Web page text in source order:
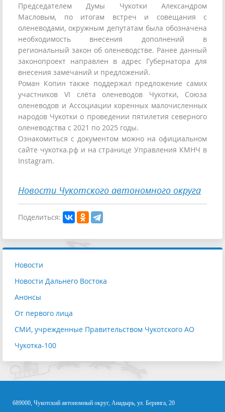
Председателем Думы Чукотки Александром
Масловым, по итогам встреч и совещания с
оленеводами, окружным депутатам была обозначена
необходимость внесения дополнений в
региональный закон об оленеводстве. Ранее данный
законопроект направлен в адрес Губернатора для
внесения замечаний и предложений.
Роман Копин также поддержал предложение самих
участников VI слёта оленеводов Чукотки, Союза
оленеводов и Ассоциации коренных малочисленных
народов Чукотки о проведении пятилетия северного
оленеводства с 2021 по 2025 годы.
Ознакомиться с документом можно на официальном
сайте чукотка.рф и на странице Управления КМНЧ в
Instagram.
Новости Чукотского автономного округа
Поделиться:
Новости
Новости Дальнего Востока
Анонсы
От первого лица
СМИ, учрежденные Правительством Чукотского АО
Чукотка-100
689000, Чукотский автономный округ, Анадырь, ул. Беринга, 20